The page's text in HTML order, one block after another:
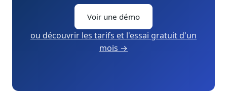
Voir une démo
ou découvrir les tarifs et l'essai gratuit d'un
mois →